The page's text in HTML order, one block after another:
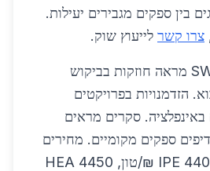
בין ספקים מגבירים יעילות.
צרו קשר לייעוץ שוק.
הרחבה: ניתוח SWOT מראה חוזקות בביקוש
הזדמנויות בפרויקטים
סקרים מראים
ספקים מקומיים. מחירים
מפורטים: פרופיל IPE 4400 ₪/טון, HEA 4450